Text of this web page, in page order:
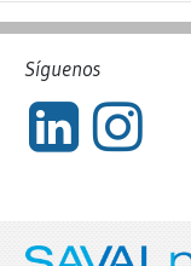
Síguenos